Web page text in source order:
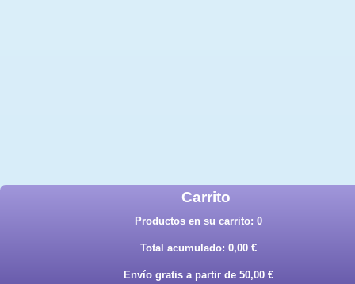
Carrito
Productos en su carrito: 0
Total acumulado: 0,00 €
Envío gratis a partir de 50,00 €